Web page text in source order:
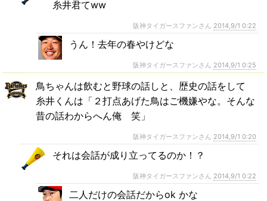
糸井君てww
阪神タイガースファンさん 2014,9/1 0:22
うん！去年の春やけどな
阪神タイガースファンさん 2014,9/1 0:25
鳥ちゃんは飲むと野球の話しと、歴史の話をして
糸井くんは「２打点あげた鳥はご機嫌やな。そんな
昔の話わからへん俺 笑」
阪神タイガースファンさん 2014,9/1 0:20
それは会話が成り立ってるのか！？
阪神タイガースファンさん 2014,9/1 0:22
二人だけの会話だからok かな